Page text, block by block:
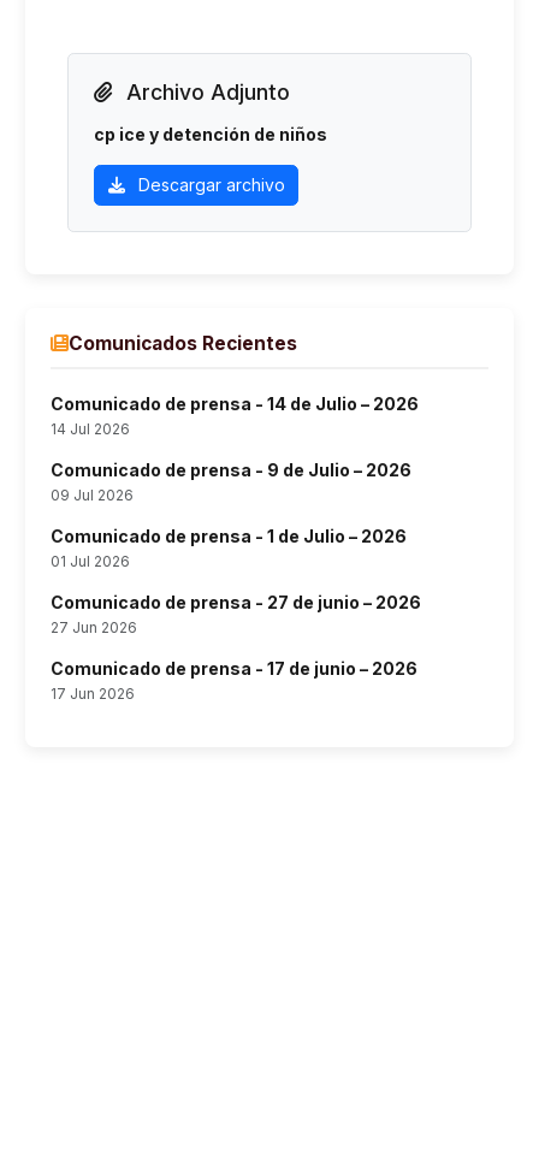
Archivo Adjunto
cp ice y detención de niños
Descargar archivo
Comunicados Recientes
Comunicado de prensa - 14 de Julio – 2026
14 Jul 2026
Comunicado de prensa - 9 de Julio – 2026
09 Jul 2026
Comunicado de prensa - 1 de Julio – 2026
01 Jul 2026
Comunicado de prensa - 27 de junio – 2026
27 Jun 2026
Comunicado de prensa - 17 de junio – 2026
17 Jun 2026